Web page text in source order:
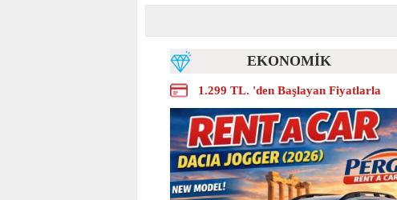
EKONOMİK
1.299 TL. 'den Başlayan Fiyatlarla